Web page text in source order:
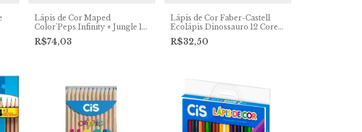
Lápis de Cor Maped
Color'Peps Infinity + Jungle 15
lápis de cor + 12 canetinhas
R$74,03
Lápis de Cor Faber-Castell
Ecolápis Dinossauro 12 Cores
+ 2 Cores Misturinha -
120912+2DINO
R$32,50